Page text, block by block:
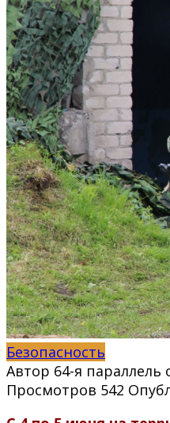
Безопасность
Автор 64-я параллель
Просмотров 542